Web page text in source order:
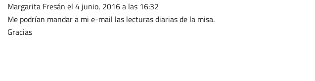
Margarita Fresán el 4 junio, 2016 a las 16:32
Me podrían mandar a mi e-mail las lecturas diarias de la misa.
Gracias